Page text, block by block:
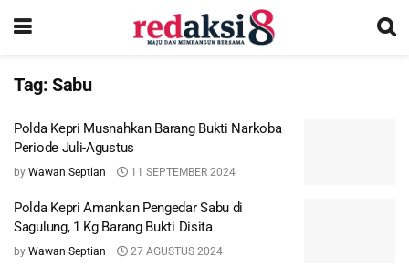
Tag: Sabu
Polda Kepri Musnahkan Barang Bukti Narkoba
Periode Juli-Agustus
by Wawan Septian 11 SEPTEMBER 2024
Polda Kepri Amankan Pengedar Sabu di
Sagulung, 1 Kg Barang Bukti Disita
by Wawan Septian 27 AGUSTUS 2024